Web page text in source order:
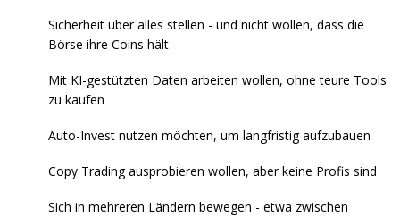
Sicherheit über alles stellen - und nicht wollen, dass die
Börse ihre Coins hält
Mit KI-gestützten Daten arbeiten wollen, ohne teure Tools
zu kaufen
Auto-Invest nutzen möchten, um langfristig aufzubauen
Copy Trading ausprobieren wollen, aber keine Profis sind
Sich in mehreren Ländern bewegen - etwa zwischen